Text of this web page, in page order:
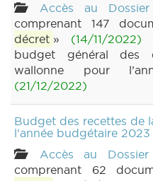
Accès au
comprenant 147
décret » (14/11/2022)
budget général des
wallonne pour
(21/12/2022)
Budget des recettes de
l'année budgétaire 2023
Accès au
comprenant 62